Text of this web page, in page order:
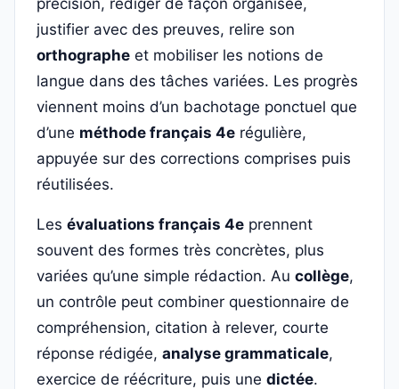
précision, rédiger de façon organisée,
justifier avec des preuves, relire son
orthographe et mobiliser les notions de
langue dans des tâches variées. Les progrès
viennent moins d’un bachotage ponctuel que
d’une méthode français 4e régulière,
appuyée sur des corrections comprises puis
réutilisées.
Les évaluations français 4e prennent
souvent des formes très concrètes, plus
variées qu’une simple rédaction. Au collège,
un contrôle peut combiner questionnaire de
compréhension, citation à relever, courte
réponse rédigée, analyse grammaticale,
exercice de réécriture, puis une dictée.